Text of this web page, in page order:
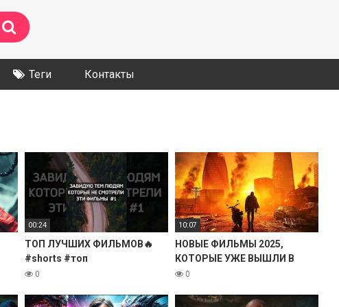
Теги Контакты
00:24
ТОП ЛУЧШИХ ФИЛЬМОВ🔥
#shorts #топ
#лучшиефильмы
0
10:07
НОВЫЕ ФИЛЬМЫ 2025,
КОТОРЫЕ УЖЕ ВЫШЛИ В
ХОРОШЕМ КАЧЕСТВЕ! ЧТО
ФИЛЬМОВ НОВИНКИ КИНО
0